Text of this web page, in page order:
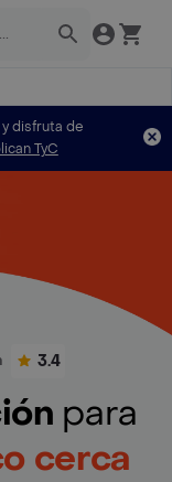
y disfruta de
TyC
3.4
para
cerca